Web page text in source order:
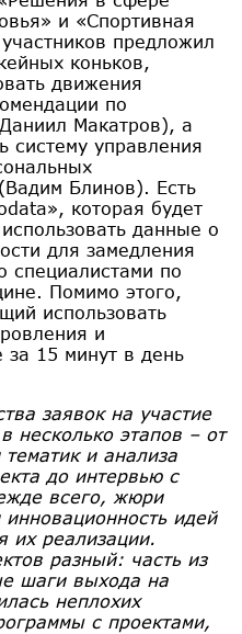
и «Спортивная
предложил
коньков,
движения
по
Макатров), а
систему управления
Блинов). Есть
которая будет
данные о
для замедления
специалистами по
Помимо этого,
использовать
и
за 15 минут в день
заявок на участие
несколько этапов – от
и анализа
до интервью с
всего, жюри
идей
их реализации.
разный: часть из
шаги выхода на
неплохих
с проектами,